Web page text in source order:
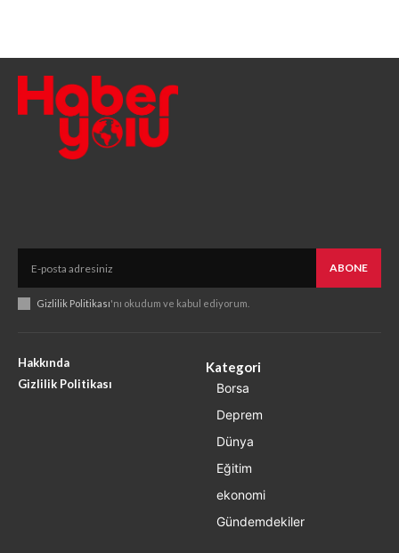
ABONE
Gizlilik Politikası'nı okudum ve kabul ediyorum.
Hakkında
Gizlilik Politikası
Kategori
Borsa
Deprem
Dünya
Eğitim
ekonomi
Gündemdekiler